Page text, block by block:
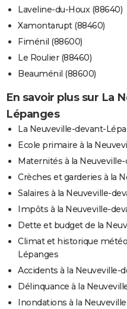
Laveline-du-Houx (88640)
Xamontarupt (88460)
Fiménil (88600)
Le Roulier (88460)
Beauménil (88600)
En savoir plus sur La
Lépanges
La Neuveville-devant-
Ecole primaire à la
Maternités à la
Crèches et garderies à la
Salaires à la Neuveville-
Impôts à la Neuveville-
Dette et budget de la
Climat et historique
Lépanges
Accidents à la Neuveville-
Délinquance à la
Inondations à la